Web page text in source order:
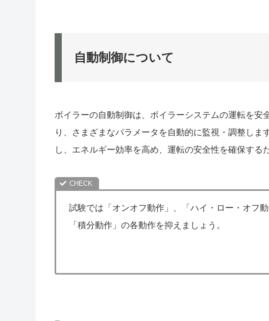
自動制御について
ボイラーの自動制御は、ボイラーシステムの運転を安
り、さまざまなパラメータを自動的に監視・調整しま
し、エネルギー効率を高め、運転の安全性を確保する
試験では「オンオフ動作」、「ハイ・ロー・オフ
「積分動作」の各動作を抑えましょう。